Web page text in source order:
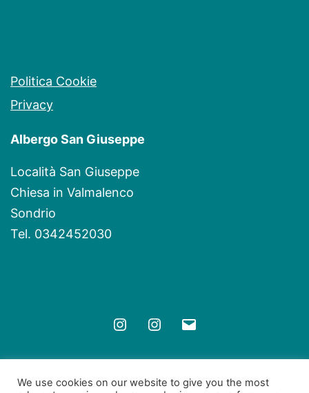
Politica Cookie
Privacy
Albergo San Giuseppe
Località San Giuseppe
Chiesa in Valmalenco
Sondrio
Tel. 0342452030
InstagramInstagram
We use cookies on our website to give you the most